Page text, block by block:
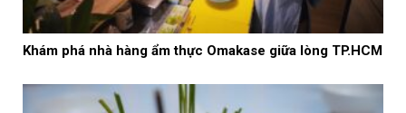
Khám phá nhà hàng ẩm thực Omakase giữa lòng TP.HCM